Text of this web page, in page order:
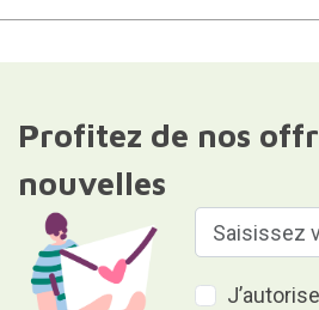
Profitez de nos
nouvelles